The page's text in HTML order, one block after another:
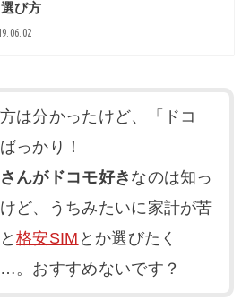
び方
は分かったけど、「ドコ
っかり！
んがドコモ好き なのは知っ
ど、うちみたいに家計が苦
格安SIM とか選びたく
。おすすめないです？